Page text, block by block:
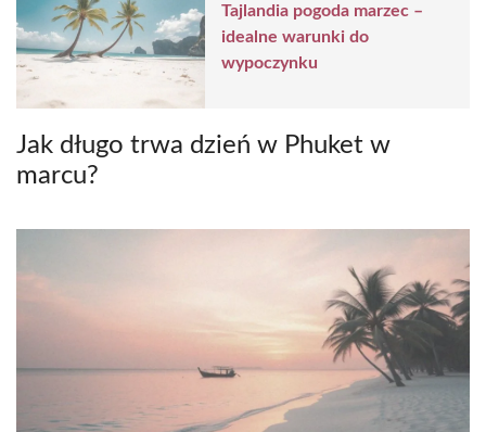
Tajlandia pogoda marzec –
idealne warunki do
wypoczynku
Jak długo trwa dzień w Phuket w
marcu?